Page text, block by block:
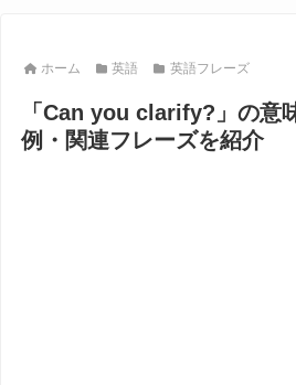
ホーム 英語 英語フレーズ
「Can you clarify?」の意
例・関連フレーズを紹介